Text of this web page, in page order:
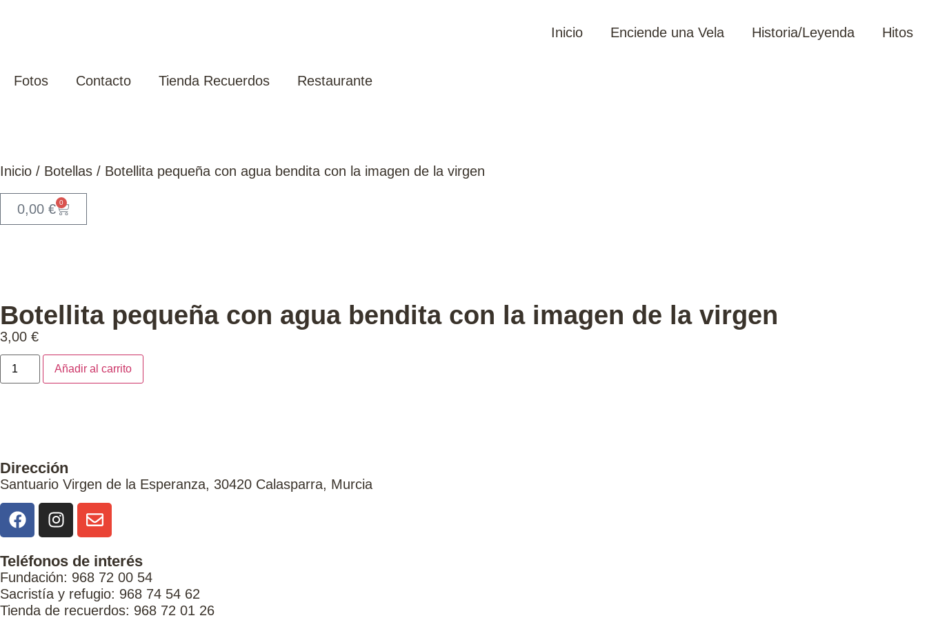
Inicio Enciende una Vela Historia/Leyenda Hitos
Fotos Contacto Tienda Recuerdos Restaurante
Inicio / Botellas / Botellita pequeña con agua bendita con la imagen de la virgen
0,00 € 0
Botellita pequeña con agua bendita con la imagen de la virgen
3,00 €
Añadir al carrito
Dirección
Santuario Virgen de la Esperanza, 30420 Calasparra, Murcia
Teléfonos de interés
Fundación: 968 72 00 54
Sacristía y refugio: 968 74 54 62
Tienda de recuerdos: 968 72 01 26